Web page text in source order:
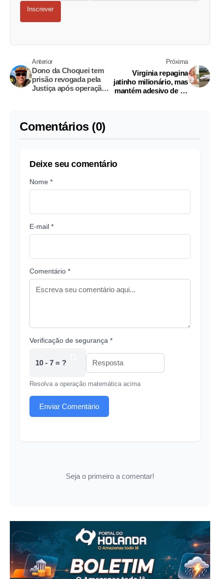
Inscrever
Anterior
Dono da Choquei tem
prisão revogada pela
Justiça após operação
Próxima
Virginia repagina
jatinho milionário, mas
mantém adesivo de Zé
Comentários (0)
Deixe seu comentário
Nome *
E-mail *
Comentário *
Verificação de segurança *
10 - 7 = ?
Resolva a operação matemática acima
Enviar Comentário
Seja o primeiro a comentar!